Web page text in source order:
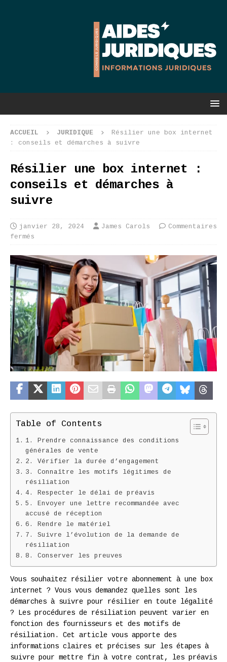
ACCUEIL JURIDIQUE
Résilier une box internet
: conseils et démarches à suivre
Résilier une box internet :
conseils et démarches à
suivre
janvier 28, 2024 James Carols
Commentaires
fermés
Table of Contents
1. Prendre connaissance des conditions
générales de vente
2. Vérifier la durée d’engagement
3. Connaître les motifs légitimes de
résiliation
4. Respecter le délai de préavis
5. Envoyer une lettre recommandée avec
accusé de réception
6. Rendre le matériel
7. Suivre l’évolution de la demande de
résiliation
8. Conserver les preuves
Vous souhaitez résilier votre abonnement à une box
internet ? Vous vous demandez quelles sont les
démarches à suivre pour résilier en toute légalité
? Les procédures de résiliation peuvent varier en
fonction des fournisseurs et des motifs de
résiliation. Cet article vous apporte des
informations claires et précises sur les étapes à
suivre pour mettre fin à votre contrat, les préavis